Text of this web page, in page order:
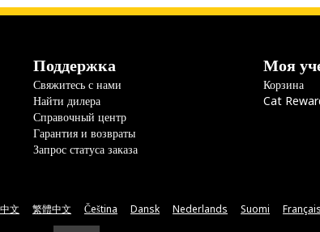
Поддержка
Свяжитесь с нами
Найти дилера
Справочный центр
Гарантия и возвраты
Запрос статуса заказа
Моя
Корзина
Cat
文 繁體中文 Čeština Dansk Nederlands Suomi Français